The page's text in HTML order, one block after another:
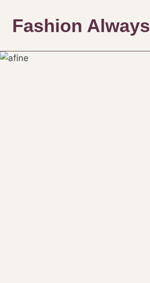
content
Fashion Always